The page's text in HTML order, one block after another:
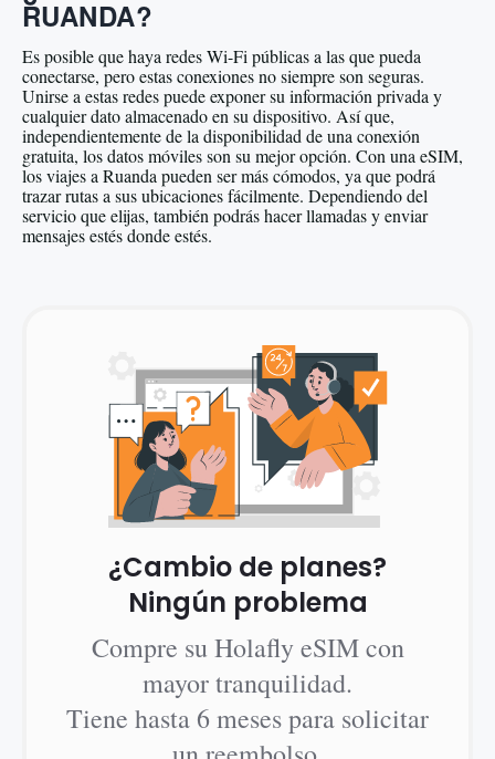
RUANDA?
Es posible que haya redes Wi-Fi públicas a las que pueda
conectarse, pero estas conexiones no siempre son seguras.
Unirse a estas redes puede exponer su información privada y
cualquier dato almacenado en su dispositivo. Así que,
independientemente de la disponibilidad de una conexión
gratuita, los datos móviles son su mejor opción. Con una eSIM,
los viajes a Ruanda pueden ser más cómodos, ya que podrá
trazar rutas a sus ubicaciones fácilmente. Dependiendo del
servicio que elijas, también podrás hacer llamadas y enviar
mensajes estés donde estés.
¿Cambio de planes?
Ningún problema
Compre su Holafly eSIM con
mayor tranquilidad.
Tiene hasta 6 meses para solicitar